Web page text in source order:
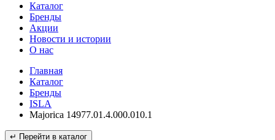
Каталог
Бренды
Акции
Новости и истории
О нас
Главная
Каталог
Бренды
ISLA
Majorica 14977.01.4.000.010.1
↵ Перейти в каталог